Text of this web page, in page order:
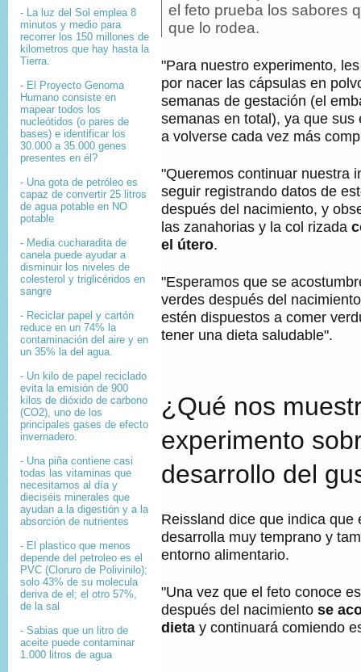
- La luz del Sol emplea 8
minutos y medio para
recorrer los 150 millones de
kilometros que hay hasta la
Tierra.
- El
Proyecto Genoma
Humano consiste en
mapear todos los
nucleótidos (o pares de
bases) e identificar los
30.000 a 35.000 genes
presentes en él?
- Una gota de petróleo es
capaz de convertir 25 litros
de agua potable en NO
potable
- Media cucharadita de
canela puede ayudar a
disminuir los niveles de
colesterol y triglicéridos en
sangre
- Reciclar papel y cartón
reduce en un 74% la
contaminación del aire y en
un 35% la del agua.
- Un kilo de papel reciclado
evita la emisión de 900
kilos de dióxido de carbono
(CO2), uno de los
principales gases de efecto
invernadero.
- Una piña contiene casi
todas las vitaminas que
necesitamos al día y
dieciséis minerales que
ayudan a la digestión y a la
absorción de nutrientes
- El plastico que menos
depende del petroleo es el
PVC (Cloruro de Polivinilo);
solo 43% de su molecula
deriva de el; el otro 57%,
de la sal
- Sabias que un litro de
aceite puede contaminar
1.000 litros de agua
E
D
A
I
A
G
E
N
d
e
o
o
,
el feto prueba los sabores
que lo rodea.
"Para nuestro experimento,
por nacer las cápsulas en
semanas de gestación (el
semanas en total), ya que sus
a volverse cada vez más
"Queremos continuar nuestra
seguir registrando datos de
después del nacimiento, y
las zanahorias y la col rizada
el útero.
"Esperamos que se
verdes después del
estén dispuestos a comer
tener una dieta saludable".
¿Qué nos
experimento
desarrollo del
Reissland dice que indica que
desarrolla muy temprano y
entorno alimentario.
"Una vez que el feto conoce
después del nacimiento se
dieta y continuará comiendo